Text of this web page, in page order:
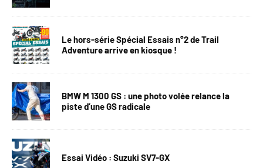
Le hors-série Spécial Essais n°2 de Trail
Adventure arrive en kiosque !
BMW M 1300 GS : une photo volée relance la
piste d’une GS radicale
Essai Vidéo : Suzuki SV7-GX